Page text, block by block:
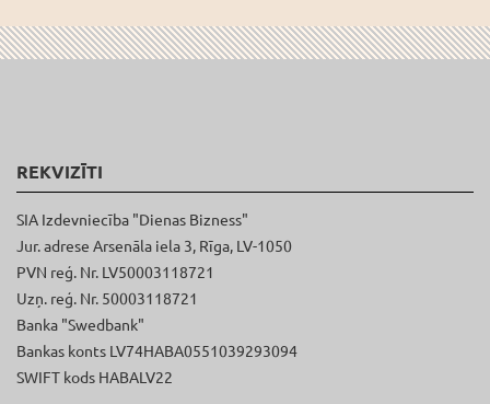
REKVIZĪTI
SIA Izdevniecība "Dienas Bizness"
Jur. adrese Arsenāla iela 3, Rīga, LV-1050
PVN reģ. Nr. LV50003118721
Uzņ. reģ. Nr. 50003118721
Banka "Swedbank"
Bankas konts LV74HABA0551039293094
SWIFT kods HABALV22